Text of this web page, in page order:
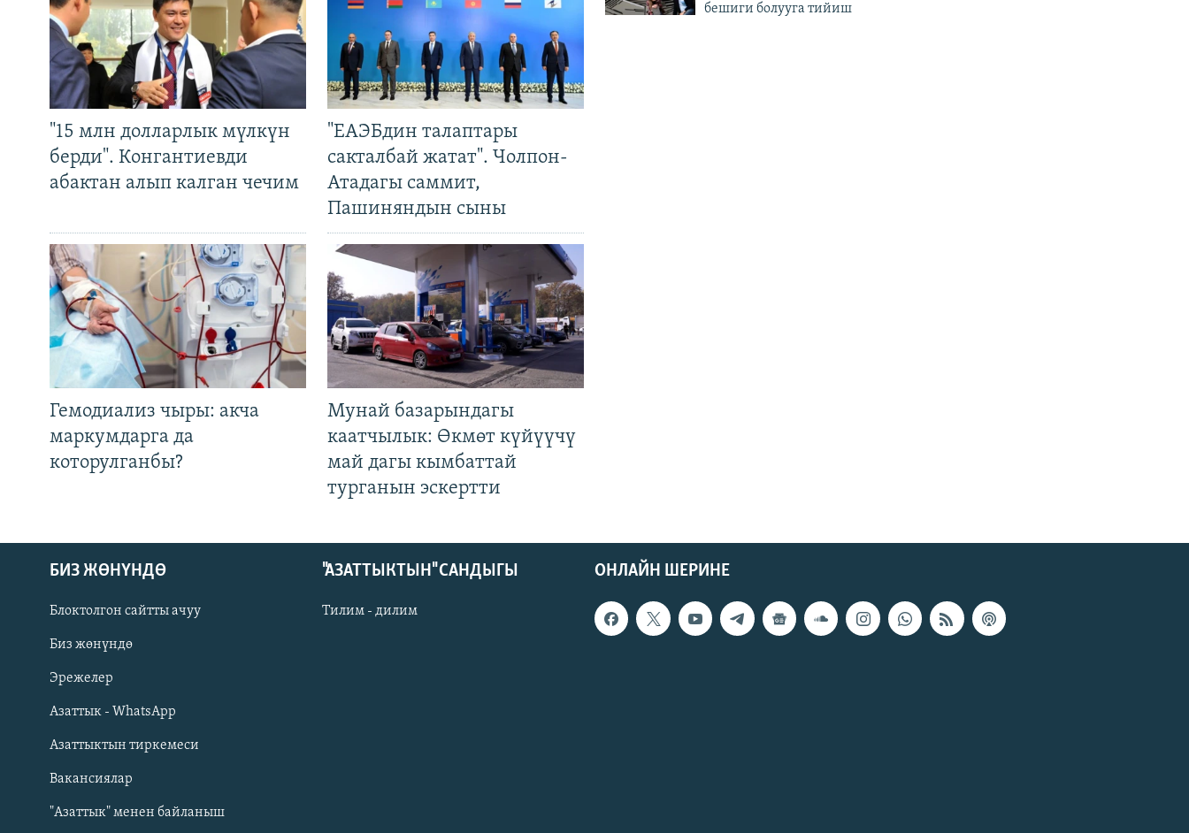
Русский
ОНЛАЙН ШЕРИНЕ
"15 млн долларлык мүлкүн
берди". Конгантиевди
абактан алып калган чечим
"ЕАЭБдин талаптары
сакталбай жатат". Чолпон-
Атадагы саммит,
Пашиняндын сыны
Гемодиализ чыры: акча
маркумдарга да
которулганбы?
Мунай базарындагы
каатчылык: Өкмөт күйүүчү
май дагы кымбаттай
турганын эскертти
бешиги болууга тийиш
ОНЛАЙН ШЕРИНЕ
БИЗ ЖӨНҮНДӨ
Блоктолгон сайтты ачуу
Биз жөнүндө
Эрежелер
Азаттык - WhatsApp
Азаттыктын тиркемеси
Вакансиялар
"Азаттык" менен байланыш
"АЗАТТЫКТЫН" САНДЫГЫ
Тилим - дилим